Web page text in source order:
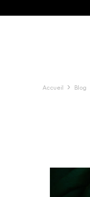
Accueil Blog